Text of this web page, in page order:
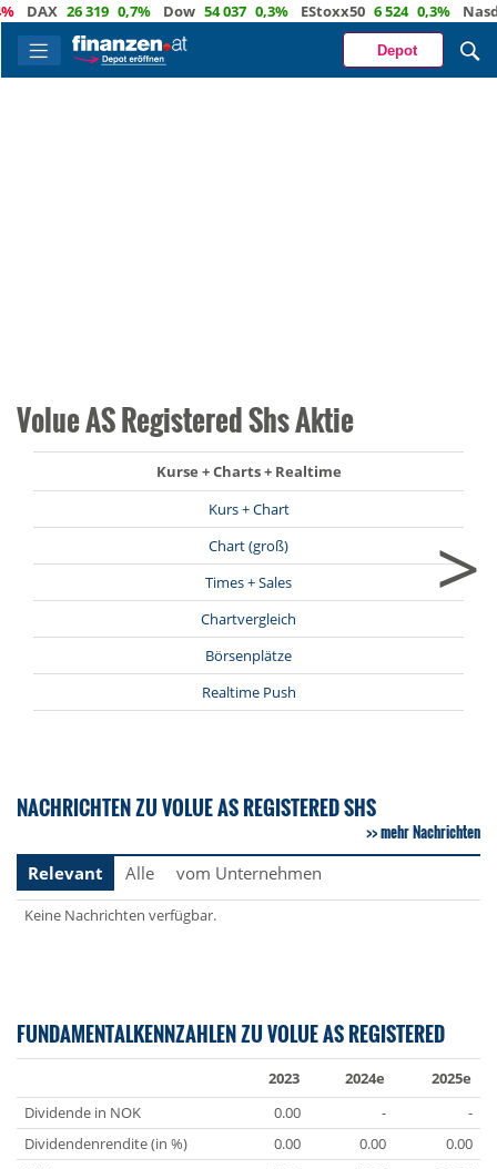
DAX 26 319 0,7% Dow 54 037 0,3% EStoxx50 6 524 0,3% Nasdaq
Depot
Volue AS Registered Shs Aktie
Kurse + Charts + Realtime
Kurs + Chart
Chart (groß)
Times + Sales
Chartvergleich
Börsenplätze
Realtime Push
>
NACHRICHTEN ZU VOLUE AS REGISTERED SHS
mehr Nachrichten
Relevant
Alle vom Unternehmen
Keine Nachrichten verfügbar.
FUNDAMENTALKENNZAHLEN ZU VOLUE AS REGISTERED
2023 2024e
2025e
Dividende in NOK
0.00 -
-
Dividendenrendite (in %)
0.00 0.00
0.00